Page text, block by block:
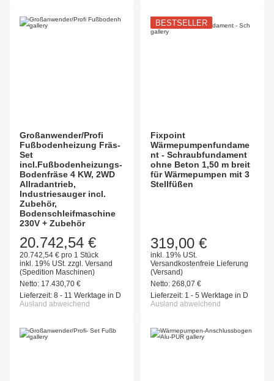
Großanwender/Profi
Fußbodenheizung Fräs-
Set
incl.Fußbodenheizungs-
Bodenfräse 4 KW, 2WD
Allradantrieb,
Industriesauger incl.
Zubehör,
Bodenschleifmaschine
230V + Zubehör
20.742,54 €
20.742,54 € pro 1 Stück
inkl. 19% USt. zzgl. Versand
(Spedition Maschinen)
Netto: 17.430,70 €
Lieferzeit: 8 - 11 Werktage in D
Ausland abweichend
BESTSELLER
Fixpoint
Wärmepumpenfundame
nt - Schraubfundament
ohne Beton 1,50 m breit
für Wärmepumpen mit 3
Stellfüßen
319,00 €
inkl. 19% USt.
Versandkostenfreie Lieferung
(Versand)
Netto: 268,07 €
Lieferzeit: 1 - 5 Werktage in D
Ausland abweichend